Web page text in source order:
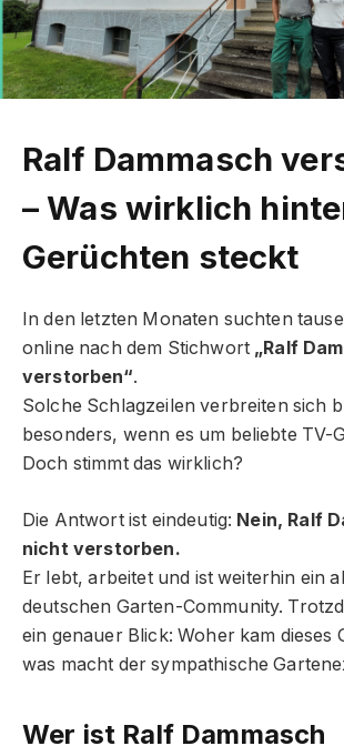
Ralf Dammasch
– Was wirklich
Gerüchten steckt
In den letzten Monaten suchten
online nach dem Stichwort „Ralf
verstorben“.
Solche Schlagzeilen verbreiten sich
besonders, wenn es um beliebte TV-
Doch stimmt das wirklich?
Die Antwort ist eindeutig: Nein, Ralf
nicht verstorben.
Er lebt, arbeitet und ist weiterhin ein
deutschen Garten-Community.
ein genauer Blick: Woher kam dieses
was macht der sympathische
Wer ist Ralf Dammasch